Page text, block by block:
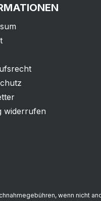
widerrufen
wenn nicht